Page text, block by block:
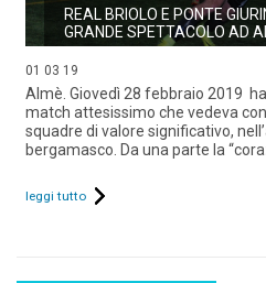
REAL BRIOLO E PONTE
GRANDE SPETTACOLO AD
01 03 19
Almè. Giovedì 28 febbraio 2019
match attesissimo che vedeva
squadre di valore significativo,
bergamasco. Da una parte la
leggi tutto